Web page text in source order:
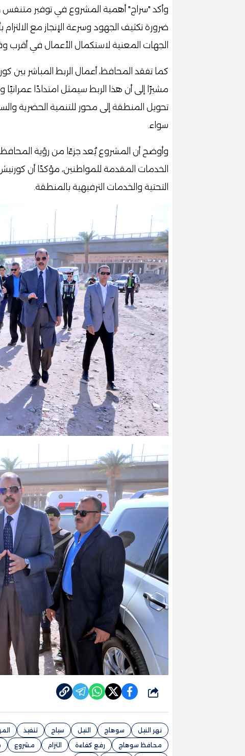
وأكد "سراج" أهمية المشروع في توفير
ضرورة تكثيف الجهود وسرعة الإنجاز مع
الجهات المعنية لاستكمال الأعمال في
كما تفقد المحافظ، أعمال الربط المباشر
مشيرًا إلى أن هذا الربط سيمثل امتدادًا
تحويل المنطقة إلى محور للتنمية الحضرية
سواء.
وأوضح أن المشروع يُعد جزءًا من رؤية
الخدمات المقدمة للمواطنين، مؤكدًا أن
التحتية والخدمات الترفيهية بالمنطقة.
شارك
نهر النيل سوهاج النيل سياح تنفيذ
محافظ سوهاج
رفع كفاءة التزام مشروع